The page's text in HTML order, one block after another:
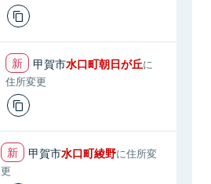
甲賀市水口町朝日が丘に
住所変更
甲賀市水口町綾野に住所変
更